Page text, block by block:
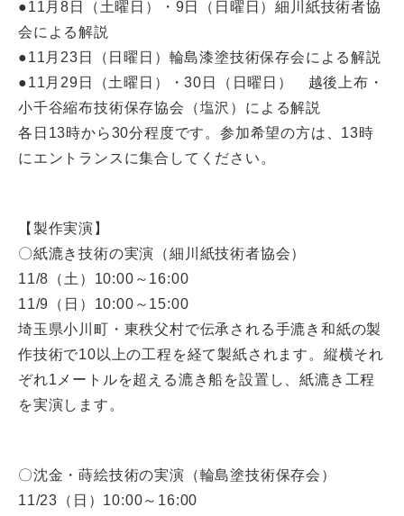
●11月8日（土曜日）・9日（日曜日）細川紙技術者協
会による解説
●11月23日（日曜日）輪島漆塗技術保存会による解説
●11月29日（土曜日）・30日（日曜日） 越後上布・
小千谷縮布技術保存協会（塩沢）による解説
各日13時から30分程度です。参加希望の方は、13時
にエントランスに集合してください。
【製作実演】
〇紙漉き技術の実演（細川紙技術者協会）
11/8（土）10:00～16:00
11/9（日）10:00～15:00
埼玉県小川町・東秩父村で伝承される手漉き和紙の製
作技術で10以上の工程を経て製紙されます。縦横それ
ぞれ1メートルを超える漉き船を設置し、紙漉き工程
を実演します。
〇沈金・蒔絵技術の実演（輪島塗技術保存会）
11/23（日）10:00～16:00